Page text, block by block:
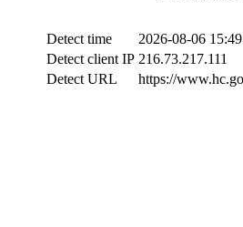
Detect time
2026-08-06
Detect client IP 216.73.217.111
Detect URL
https://